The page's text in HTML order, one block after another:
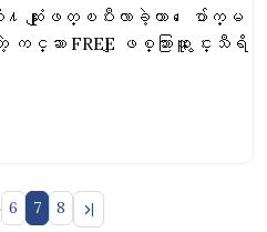
ဆုံးျဖတ္ၿပီးလာခဲ့တာ၊ ေပ်ာက္မ
FREE ျဖစ္သြားသူ ႏွင္းသီရိ
6 7 8